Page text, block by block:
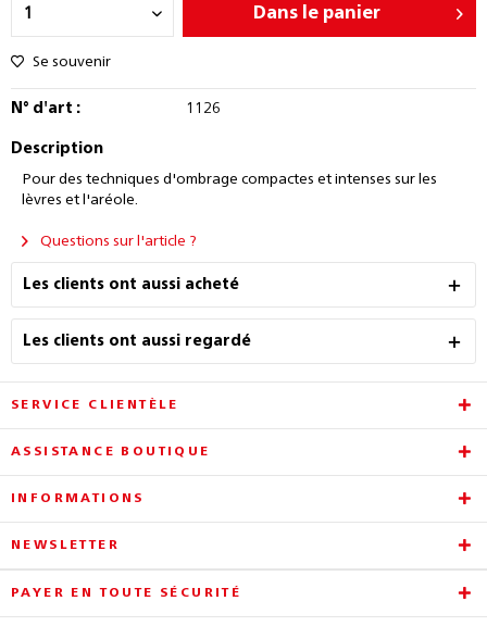
Dans le panier
Se souvenir
N° d'art : 1126
Description
Pour des techniques d'ombrage compactes et intenses sur les
lèvres et l'aréole.
Questions sur l'article ?
Les clients ont aussi acheté
Les clients ont aussi regardé
SERVICE CLIENTÈLE
ASSISTANCE BOUTIQUE
INFORMATIONS
NEWSLETTER
PAYER EN TOUTE SÉCURITÉ